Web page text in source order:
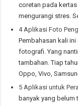
coretan pada
mengurangi stres.
4 Aplikasi Foto
Pembahasan kali
fotografi. Yang
tambahan. Tiap
Oppo, Vivo,
5 Aplikasi untuk
banyak yang belum